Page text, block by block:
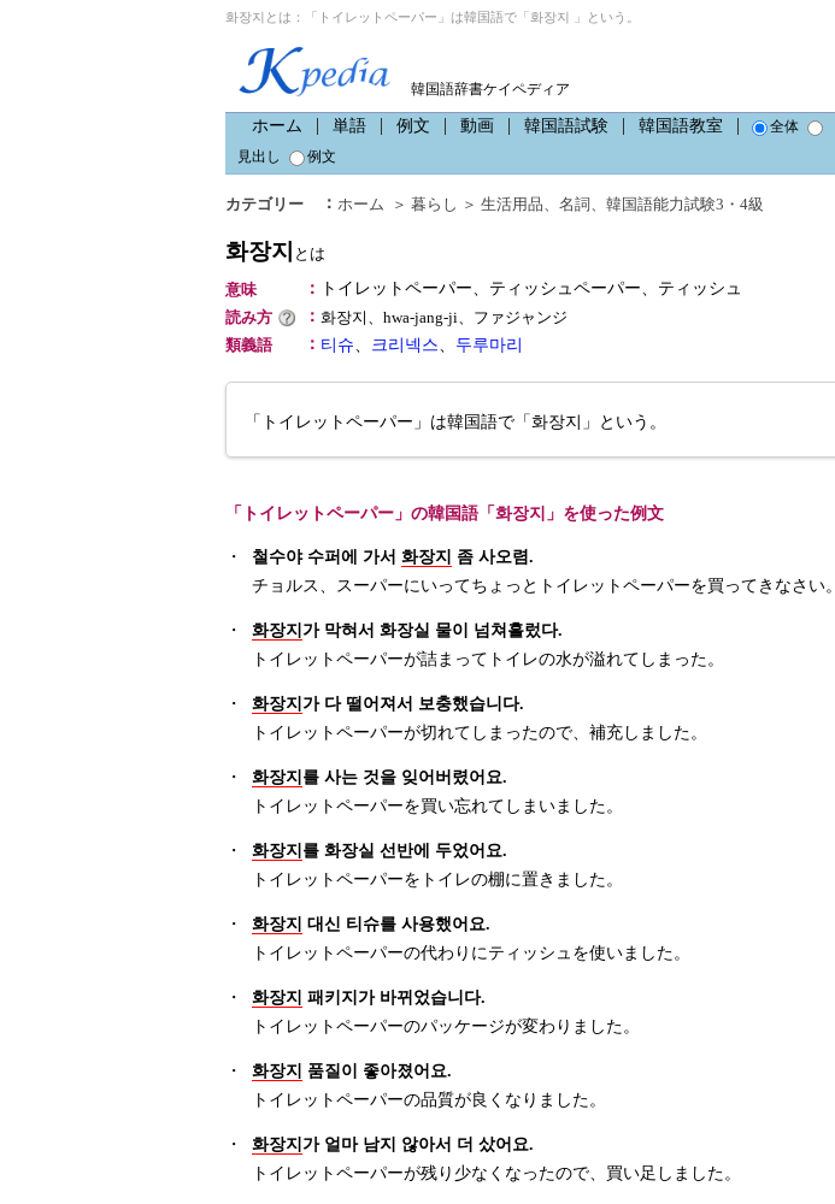
화장지とは：「トイレットペーパー」は韓国語で「화장지 」という。
韓国語辞書ケイペディア
ホーム 単語 例文 動画 韓国語試験 韓国語教室
全体
見出し
例文
カテゴリー ： ホーム ＞ 暮らし ＞ 生活用品、 名詞 、 韓国語能力試験3・4級
화장지 とは
意味
：
トイレットペーパー、ティッシュペーパー、ティッシュ
読み方
： 화장지、hwa-jang-ji、ファジャンジ
類義語
： 티슈、 크리넥스、 두루마리
「トイレットペーパー」は韓国語で「화장지」という。
「トイレットペーパー」の韓国語「화장지」を使った例文
・ 철수야 수퍼에 가서 화장지 좀 사오렴.
チョルス、スーパーにいってちょっとトイレットペーパーを買ってきなさい。
・ 화장지 가 막혀서 화장실 물이 넘쳐흘렀다.
トイレットペーパーが詰まってトイレの水が溢れてしまった。
・ 화장지 가 다 떨어져서 보충했습니다.
トイレットペーパーが切れてしまったので、補充しました。
・ 화장지 를 사는 것을 잊어버렸어요.
トイレットペーパーを買い忘れてしまいました。
・ 화장지 를 화장실 선반에 두었어요.
トイレットペーパーをトイレの棚に置きました。
・ 화장지 대신 티슈를 사용했어요.
トイレットペーパーの代わりにティッシュを使いました。
・ 화장지 패키지가 바뀌었습니다.
トイレットペーパーのパッケージが変わりました。
・ 화장지 품질이 좋아졌어요.
トイレットペーパーの品質が良くなりました。
・ 화장지 가 얼마 남지 않아서 더 샀어요.
トイレットペーパーが残り少なくなったので、買い足しました。